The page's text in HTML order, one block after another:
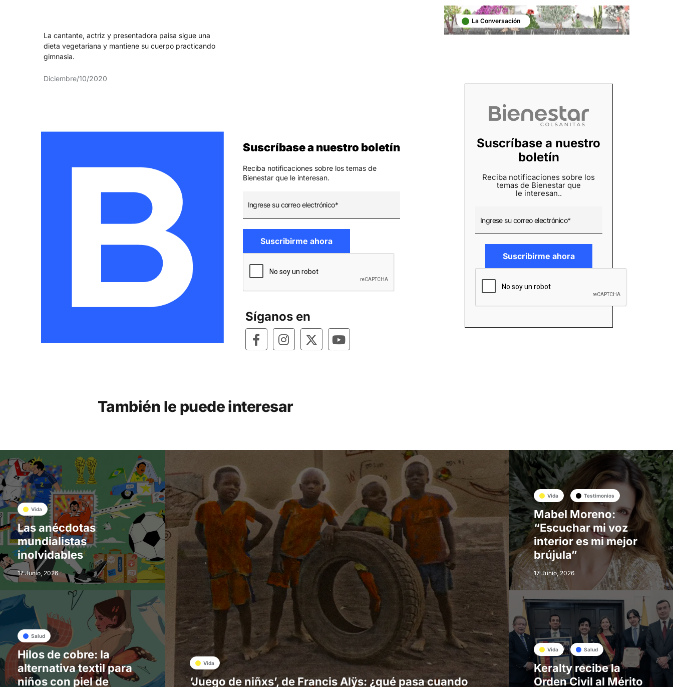
La cantante, actriz y presentadora paisa sigue una
dieta vegetariana y mantiene su cuerpo practicando
gimnasia.
Diciembre/10/2020
Suscríbase a nuestro boletín
Reciba notificaciones sobre los temas de
Bienestar que le interesan.
Síganos en
La Conversación
Suscríbase a nuestro
boletín
Reciba notificaciones sobre los
temas de Bienestar que
le interesan..
También le puede interesar
Vida
Las anécdotas
mundialistas
inolvidables
17 Junio, 2026
Salud
Hilos de cobre: la
alternativa textil para
niños con piel de
Vida
‘Juego de niñxs’, de Francis Alÿs: ¿qué pasa cuando
Vida Testimonios
Mabel Moreno:
“Escuchar mi voz
interior es mi mejor
brújula”
17 Junio, 2026
Vida Salud
Keralty recibe la
Orden Civil al Mérito